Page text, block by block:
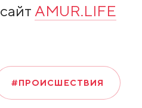
AMUR.LIFE
#ПРОИСШЕСТВИЯ